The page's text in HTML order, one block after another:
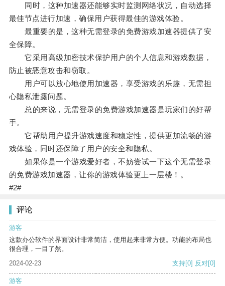
同时，这种加速器还能够实时监测网络状况，自动选择
最佳节点进行加速，确保用户获得最佳的游戏体验。
最重要的是，这种无需登录的免费游戏加速器提供了安
全保障。
它采用高级加密技术保护用户的个人信息和游戏数据，
防止被恶意攻击和窃取。
用户可以放心地使用加速器，享受游戏的乐趣，无需担
心隐私泄露问题。
总的来说，无需登录的免费游戏加速器是玩家们的好帮
手。
它帮助用户提升游戏速度和稳定性，提供更加流畅的游
戏体验，同时还保障了用户的安全和隐私。
如果你是一个游戏爱好者，不妨尝试一下这个无需登录
的免费游戏加速器，让你的游戏体验更上一层楼！。
#2#
评论
游客
这款办公软件的界面设计非常简洁，使用起来非常方便。功能的布局也
很合理，一目了然。
2024-02-23
支持[0] 反对[0]
游客